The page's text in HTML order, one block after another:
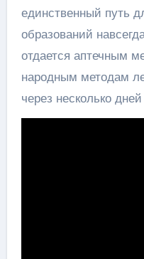
единственный путь
образований
отдается аптечным
народным методам
через несколько